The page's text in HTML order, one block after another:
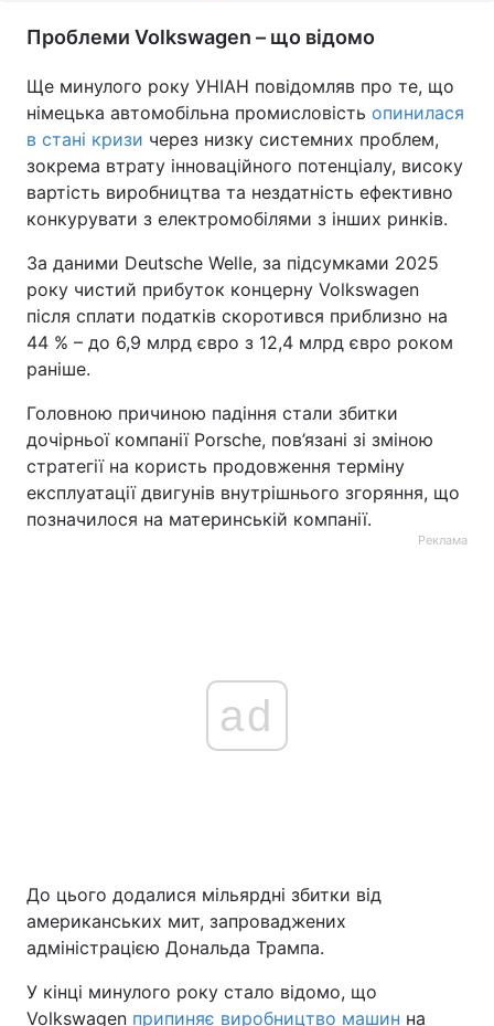
Проблеми Volkswagen – що відомо
Ще минулого року УНІАН повідомляв про те, що
німецька автомобільна промисловість опинилася
в стані кризи через низку системних проблем,
зокрема втрату інноваційного потенціалу, високу
вартість виробництва та нездатність ефективно
конкурувати з електромобілями з інших ринків.
За даними Deutsche Welle, за підсумками 2025
року чистий прибуток концерну Volkswagen
після сплати податків скоротився приблизно на
44 % – до 6,9 млрд євро з 12,4 млрд євро роком
раніше.
Головною причиною падіння стали збитки
дочірньої компанії Porsche, пов’язані зі зміною
стратегії на користь продовження терміну
експлуатації двигунів внутрішнього згоряння, що
позначилося на материнській компанії.
Реклама
ad
До цього додалися мільярдні збитки від
американських мит, запроваджених
адміністрацією Дональда Трампа.
У кінці минулого року стало відомо, що
Volkswagen припиняє виробництво машин на